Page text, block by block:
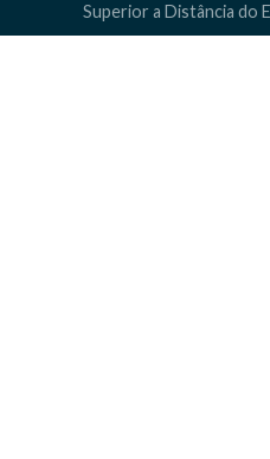
Superior a Distância do